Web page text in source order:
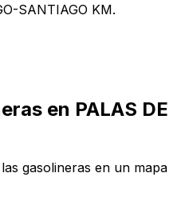
SANTIAGO KM.
en PALAS DE
gasolineras en un mapa